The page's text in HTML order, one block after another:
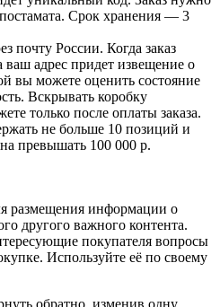
Срок хранения — 3
почту России. Когда заказ
ваш адрес придет извещение о
вы можете оценить состояние
Вскрывать коробку
только после оплаты заказа.
не больше 10 позиций и
превышать 100 000 р.
размещения информации о
другого важного контента.
покупателя вопросы
Используйте её по своему
обратно, изменив одну